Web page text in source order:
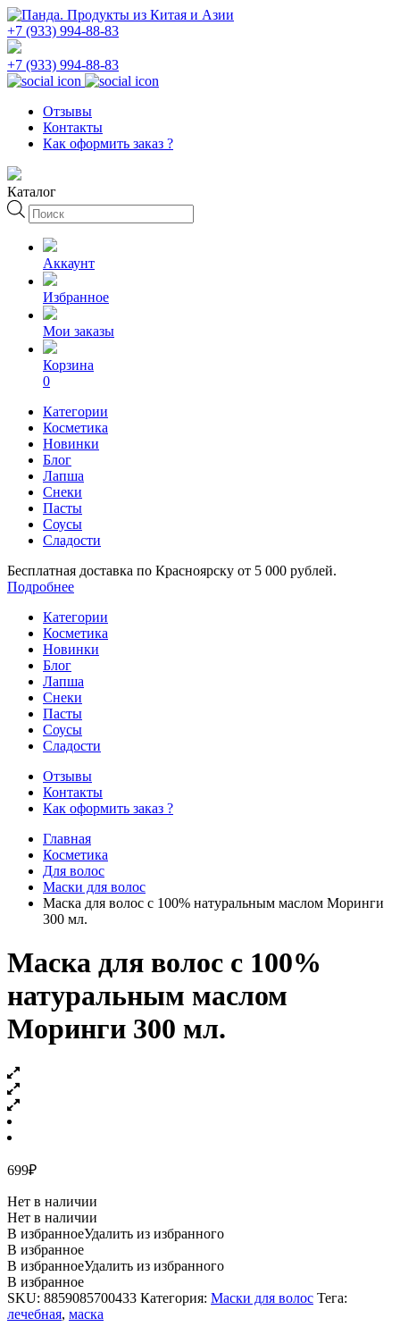
+7 (933) 994-88-83
+7 (933) 994-88-83
Отзывы
Контакты
Как оформить заказ ?
Каталог
Поиск
товаров
Аккаунт
Избранное
Мои заказы
Корзина
0
Категории
Косметика
Новинки
Блог
Лапша
Снеки
Пасты
Соусы
Сладости
Бесплатная доставка по Красноярску от 5 000 рублей.
Подробнее
Категории
Косметика
Новинки
Блог
Лапша
Снеки
Пасты
Соусы
Сладости
Отзывы
Контакты
Как оформить заказ ?
Главная
Косметика
Для волос
Маски для волос
Маска для волос с 100% натуральным маслом Моринги
300 мл.
Маска для волос с 100%
натуральным маслом
Моринги 300 мл.
699₽
Нет в наличии
Нет в наличии
В избранноеУдалить из избранного
В избранное
В избранноеУдалить из избранного
В избранное
SKU: 8859085700433 Категория: Маски для волос Тега:
лечебная, маска